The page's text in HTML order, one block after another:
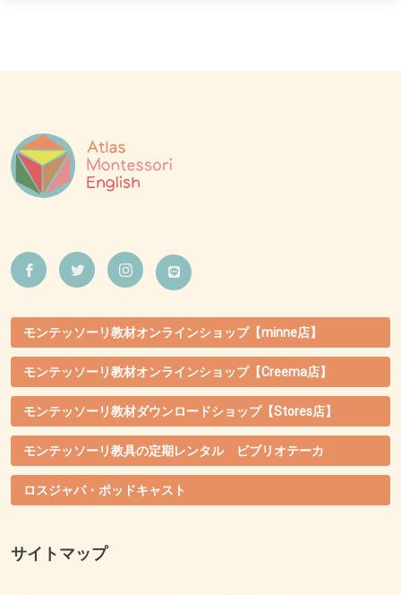
モンテッソーリ教材オンラインショップ【minne店】
モンテッソーリ教材オンラインショップ【Creema店】
モンテッソーリ教材ダウンロードショップ【Stores店】
モンテッソーリ教具の定期レンタル ビブリオテーカ
ロスジャパ・ポッドキャスト
サイトマップ